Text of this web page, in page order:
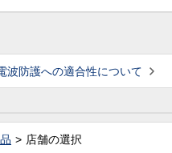
波防護への適合性について
店舗の選択